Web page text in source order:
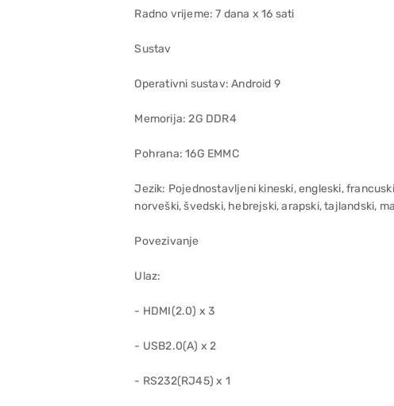
Radno vrijeme: 7 dana x 16 sati
Sustav
Operativni sustav: Android 9
Memorija: 2G DDR4
Pohrana: 16G EMMC
Jezik: Pojednostavljeni kineski, engleski,
norveški, švedski, hebrejski, arapski, tajlandski,
Povezivanje
Ulaz:
- HDMI(2.0) x 3
- USB2.0(A) x 2
- RS232(RJ45) x 1